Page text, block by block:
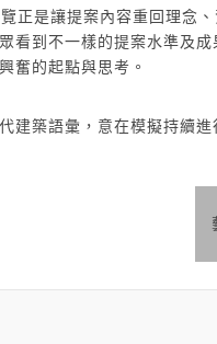
正是讓提案內容重回理念、
看到不一樣的提案水準及成
奮的起點與思考。
建築語彙，意在模擬持續進